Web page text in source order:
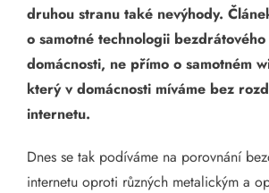
druhou stranu také nevýhody.
o samotné technologii
domácnosti, ne přímo o samotném
který v domácnosti míváme bez
internetu.
Dnes se tak podíváme na porovnání
internetu oproti různých metalickým a